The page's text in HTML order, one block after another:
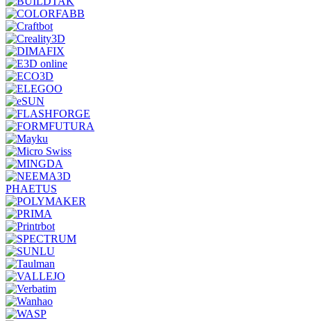
PHAETUS